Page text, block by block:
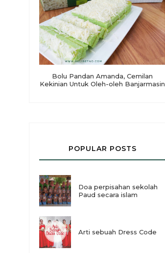
Bolu Pandan Amanda, Cemilan
Kekinian Untuk Oleh-oleh Banjarmasin
POPULAR POSTS
Doa perpisahan sekolah
Paud secara islam
Arti sebuah Dress Code